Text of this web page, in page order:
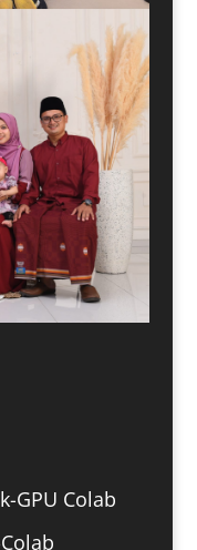
GPU Colab